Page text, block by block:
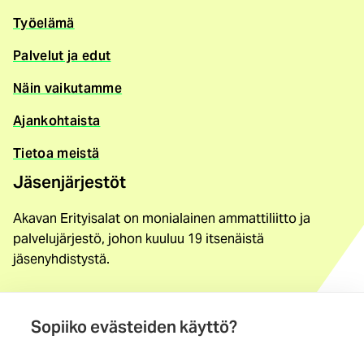
Sopiiko evästeiden käyttö?
Työelämä
Palvelut ja edut
Näin vaikutamme
Ajankohtaista
Tietoa meistä
Jäsenjärjestöt
Akavan Erityisalat on monialainen ammattiliitto ja
palvelujärjestö, johon kuuluu 19 itsenäistä
jäsenyhdistystä.
Löydä jäsenyhdistys
Yhteystiedot